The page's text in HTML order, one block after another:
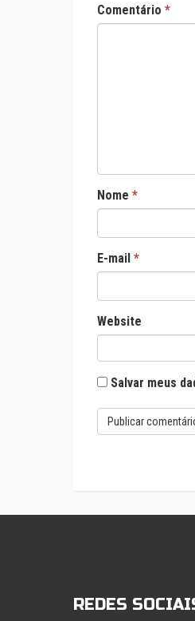
Comentário *
Nome *
E-mail *
Website
Salvar meus
REDES